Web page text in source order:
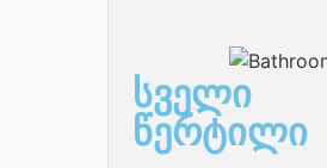
სველი
წერტილი